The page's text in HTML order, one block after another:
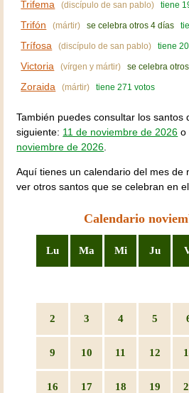
Trifema (discípulo de san pablo) tiene
Trifón (mártir) se celebra otros 4 días
Trífosa (discípulo de san pablo) tiene
Victoria (vírgen y mártir) se celebra
Zoraida (mártir) tiene 271 votos
También puedes consultar los santos
siguiente: 11 de noviembre de 2026 o
noviembre de 2026.
Aquí tienes un calendario del mes de
ver otros santos que se celebran en
Calendario
Lu Ma Mi Ju
2 3 4 5
9 10 11 12
16 17 18 19